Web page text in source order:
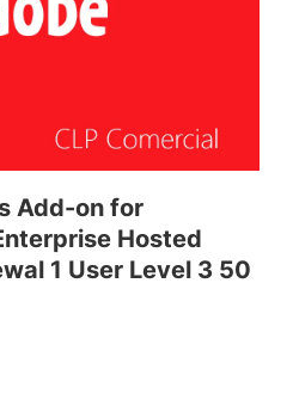
Add-on for
Hosted
1 User Level 3 50